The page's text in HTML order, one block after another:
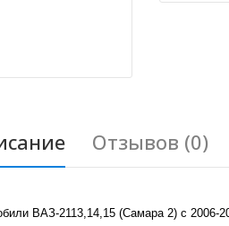
Отзывов (0)
ВАЗ-2113,14,15 (Самара 2) с 2006-